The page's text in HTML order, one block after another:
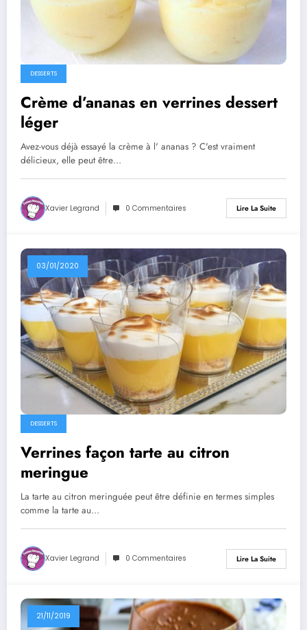
DESSERTS
Crème d’ananas en verrines dessert
léger
Avez-vous déjà essayé la crème à l' ananas ? C'est vraiment
délicieux, elle peut être…
Xavier Legrand 0 Commentaires Lire La Suite
03/01/2020
DESSERTS
Verrines façon tarte au citron
meringue
La tarte au citron meringuée peut être définie en termes simples
comme la tarte au…
Xavier Legrand 0 Commentaires Lire La Suite
21/11/2019